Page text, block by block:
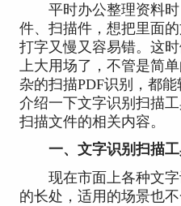
平时办公整理资料
件、扫描件，想把里面
打字又慢又容易错。这
上大用场了，不管是简
杂的扫描PDF识别，都
介绍一下文字识别扫描
扫描文件的相关内容。
一、文字识别扫描
现在市面上各种文
的长处，适用的场景也